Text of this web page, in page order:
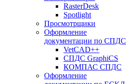
RasterDesk
Spotlight
Просмотрщики
Оформление
документации по СПДС
VetCAD++
СПДС GraphiCS
КОМПАС СПДС
Оформление